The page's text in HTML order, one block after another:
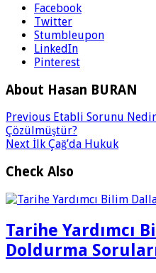
Facebook
Twitter
Stumbleupon
LinkedIn
Pinterest
About Hasan BURAN
Previous Etabli Sorunu
Çözülmüştür?
Next İlk Çağ’da Hukuk
Check Also
Tarihe Yardımcı
Doldurma